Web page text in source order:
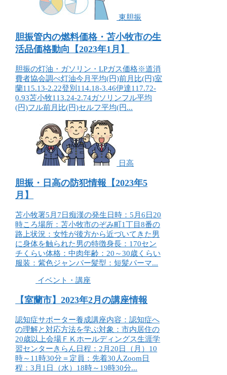
東胆振
胆振管内の燃料価格・苫小牧市の生
活品価格動向【2023年1月】
胆振の灯油・ガソリン・LPガス価格※道消
費者協会調べ灯油今月平均(円)前月比(円)室
蘭115.13-2.22登別114.18-3.46伊達117.72-
0.93苫小牧113.24-2.74ガソリンフル平均
(円)フル前月比(円)セルフ平均(円...
日高
胆振・日高の防犯情報【2023年5
月】
苫小牧署5月7日痴漢の発生日時：5月6日20
時ころ場所：苫小牧市のぞみ町1丁目8番の
路上状況：女性が後方から近づいてきた男
に身体を触られた男の特徴身長：170セン
チくらい体格：中肉年齢：20～30歳くらい
服装：紫色ジャンパー髪型：短髪パーマ...
イベント・講座
【室蘭市】2023年2月の講座情報
認知症サポーター養成講座内容：認知症へ
の理解と対応方法を学ぶ対象：市内居住の
20歳以上会場ＦＫホールディングス生涯学
習センターきらん日程：2月20日（月）10
時～11時30分＝定員：先着30人Zoom日
程：3月1日（水）18時～19時30分...